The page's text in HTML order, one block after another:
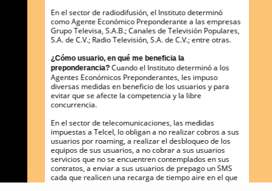
En el sector de radiodifusión, el Instituto determinó
como Agente Económico Preponderante a las empresas
Grupo Televisa, S.A.B.; Canales de Televisión Populares,
S.A. de C.V.; Radio Televisión, S.A. de C.V.; entre otras.
¿Cómo usuario, en qué me beneficia la
preponderancia?Cuando el Instituto determinó a los
Agentes Económicos Preponderantes, les impuso
diversas medidas en beneficio de los usuarios y para
evitar que se afecte la competencia y la libre
concurrencia.
En el sector de telecomunicaciones, las medidas
impuestas a Telcel, lo obligan a no realizar cobros a sus
usuarios por roaming, a realizar el desbloqueo de los
equipos de sus usuarios, a no cobrar a sus usuarios
servicios que no se encuentren contemplados en sus
contratos, a enviar a sus usuarios de prepago un SMS
cada que realicen una recarga de tiempo aire en el que